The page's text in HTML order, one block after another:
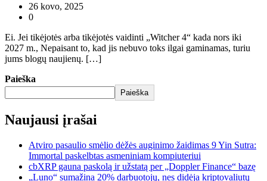
26 kovo, 2025
0
Ei. Jei tikėjotės arba tikėjotės vaidinti „Witcher 4“ kada nors iki
2027 m., Nepaisant to, kad jis nebuvo toks ilgai gaminamas, turiu
jums blogų naujienų. […]
Paieška
Paieška
Naujausi įrašai
Atviro pasaulio smėlio dėžės auginimo žaidimas 9 Yin Sutra:
Immortal paskelbtas asmeniniam kompiuteriui
cbXRP gauna paskolą ir užstatą per „Doppler Finance“ bazę
„Luno“ sumažina 20% darbuotojų, nes didėja kriptovaliutų